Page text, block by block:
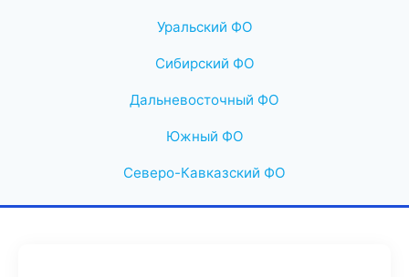
Уральский ФО
Сибирский ФО
Дальневосточный ФО
Южный ФО
Северо-Кавказский ФО